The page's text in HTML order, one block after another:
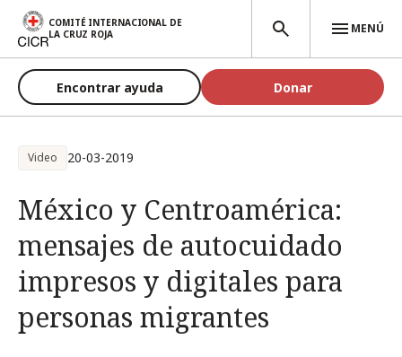
Pasar al contenido principal
COMITÉ INTERNACIONAL DE
LA CRUZ ROJA
MENÚ
Encontrar ayuda Donar
Video 20-03-2019
México y Centroamérica:
mensajes de autocuidado
impresos y digitales para
personas migrantes